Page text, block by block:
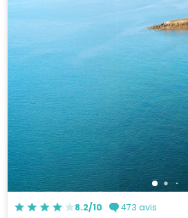
8.2/10 473 avis